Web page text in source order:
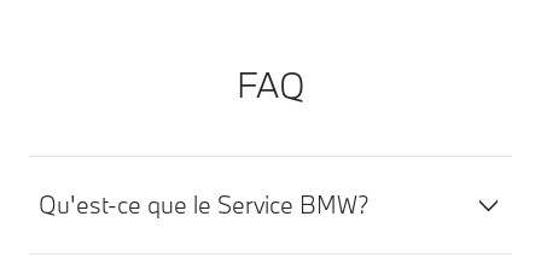
FAQ
Qu'est-ce que le Service BMW?